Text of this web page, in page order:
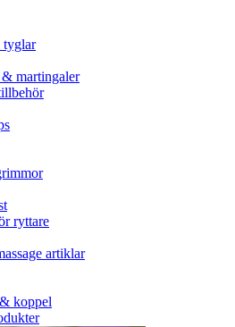
tyglar
martingaler
ryttare
artiklar
koppel